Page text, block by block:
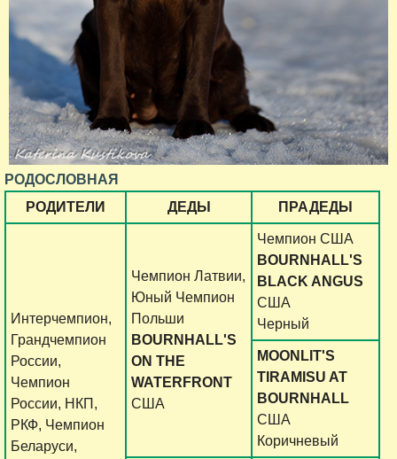
РОДОСЛОВНАЯ
РОДИТЕЛИ
ДЕДЫ ПРАДЕДЫ
Интерчемпион,
Грандчемпион
России,
Чемпион
России, НКП,
РКФ, Чемпион
Беларуси,
Чемпион Латвии,
Юный Чемпион
Польши
BOURNHALL'S
ON THE
WATERFRONT
США
Чемпион США
BOURNHALL'S
BLACK ANGUS
США
Черный
MOONLIT'S
TIRAMISU AT
BOURNHALL
США
Коричневый